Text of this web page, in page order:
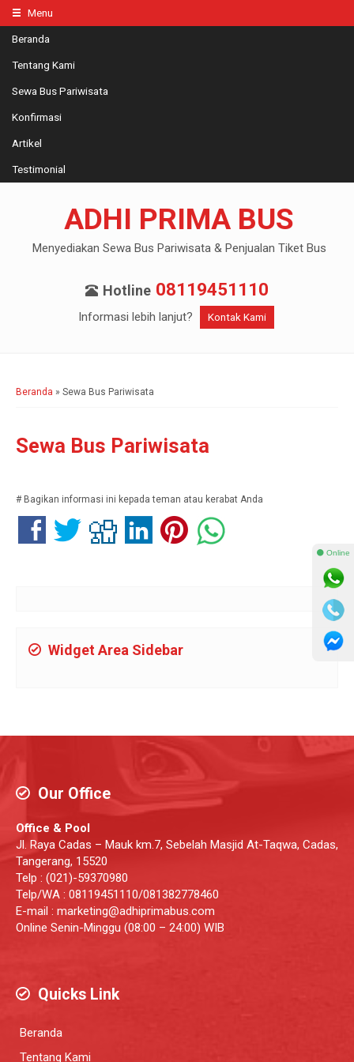
Menu
Beranda
Tentang Kami
Sewa Bus Pariwisata
Konfirmasi
Artikel
Testimonial
ADHI PRIMA BUS
Menyediakan Sewa Bus Pariwisata & Penjualan Tiket Bus
Hotline 08119451110
Informasi lebih lanjut? Kontak Kami
Beranda » Sewa Bus Pariwisata
Sewa Bus Pariwisata
# Bagikan informasi ini kepada teman atau kerabat Anda
Widget Area Sidebar
Our Office
Office & Pool
Jl. Raya Cadas – Mauk km.7, Sebelah Masjid At-Taqwa, Cadas,
Tangerang, 15520
Telp : (021)-59370980
Telp/WA : 08119451110/081382778460
E-mail : marketing@adhiprimabus.com
Online Senin-Minggu (08:00 – 24:00) WIB
Quicks Link
Beranda
Tentang Kami
⚫ Online